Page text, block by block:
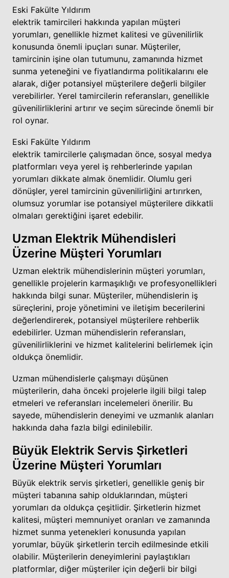
Eski Fakülte Yıldırım
elektrik tamircileri hakkında yapılan müşteri
yorumları, genellikle hizmet kalitesi ve güvenilirlik
konusunda önemli ipuçları sunar. Müşteriler,
tamircinin işine olan tutumunu, zamanında hizmet
sunma yeteneğini ve fiyatlandırma politikalarını ele
alarak, diğer potansiyel müşterilere değerli bilgiler
verebilirler. Yerel tamircilerin referansları, genellikle
güvenilirliklerini artırır ve seçim sürecinde önemli bir
rol oynar.
Eski Fakülte Yıldırım
elektrik tamircilerle çalışmadan önce, sosyal medya
platformları veya yerel iş rehberlerinde yapılan
yorumları dikkate almak önemlidir. Olumlu geri
dönüşler, yerel tamircinin güvenilirliğini artırırken,
olumsuz yorumlar ise potansiyel müşterilere dikkatli
olmaları gerektiğini işaret edebilir.
Uzman Elektrik Mühendisleri
Üzerine Müşteri Yorumları
Uzman elektrik mühendislerinin müşteri yorumları,
genellikle projelerin karmaşıklığı ve profesyonellikleri
hakkında bilgi sunar. Müşteriler, mühendislerin iş
süreçlerini, proje yönetimini ve iletişim becerilerini
değerlendirerek, potansiyel müşterilere rehberlik
edebilirler. Uzman mühendislerin referansları,
güvenilirliklerini ve hizmet kalitelerini belirlemek için
oldukça önemlidir.
Uzman mühendislerle çalışmayı düşünen
müşterilerin, daha önceki projelerle ilgili bilgi talep
etmeleri ve referansları incelemeleri önerilir. Bu
sayede, mühendislerin deneyimi ve uzmanlık alanları
hakkında daha fazla bilgi edinilebilir.
Büyük Elektrik Servis Şirketleri
Üzerine Müşteri Yorumları
Büyük elektrik servis şirketleri, genellikle geniş bir
müşteri tabanına sahip olduklarından, müşteri
yorumları da oldukça çeşitlidir. Şirketlerin hizmet
kalitesi, müşteri memnuniyet oranları ve zamanında
hizmet sunma yetenekleri konusunda yapılan
yorumlar, büyük şirketlerin tercih edilmesinde etkili
olabilir. Müşterilerin deneyimlerini paylaştıkları
platformlar, diğer müşteriler için değerli bir bilgi